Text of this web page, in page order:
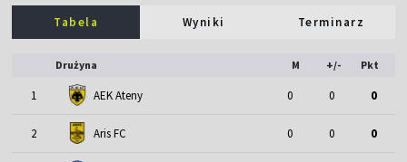
Tabela Wyniki Terminarz
Drużyna M +/- Pkt
1 AEK Ateny 0 0 0
2 Aris FC 0 0 0